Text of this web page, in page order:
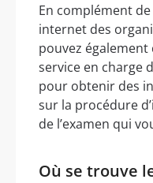
En complément
internet des
pouvez
service en charge
pour obtenir des
sur la procédure
de l’examen qui
Où se trouve